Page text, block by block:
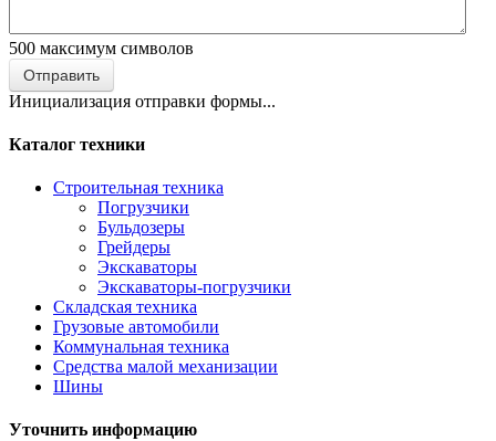
500 максимум символов
Отправить
Инициализация отправки формы...
Каталог техники
Строительная техника
Погрузчики
Бульдозеры
Грейдеры
Экскаваторы
Экскаваторы-погрузчики
Складская техника
Грузовые автомобили
Коммунальная техника
Средства малой механизации
Шины
Уточнить информацию